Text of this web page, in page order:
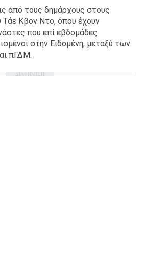
από τους δημάρχους στους
Τάε Κβον Ντο, όπου έχουν
που επί εβδομάδες
στην Ειδομένη, μεταξύ των
πΓΔΜ.
ΔΙΑΦΗΜΙΣΗ